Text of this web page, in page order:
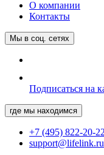
О компании
Контакты
Мы в соц. сетях
Подписаться на
где мы находимся
+7 (495) 822-20-22
support@lifelink.ru